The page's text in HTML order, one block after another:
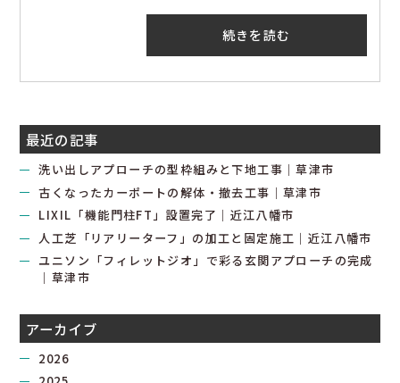
続きを読む
最近の記事
洗い出しアプローチの型枠組みと下地工事｜草津市
古くなったカーポートの解体・撤去工事｜草津市
LIXIL「機能門柱FT」設置完了｜近江八幡市
人工芝「リアリーターフ」の加工と固定施工｜近江八幡市
ユニソン「フィレットジオ」で彩る玄関アプローチの完成
｜草津市
アーカイブ
2026